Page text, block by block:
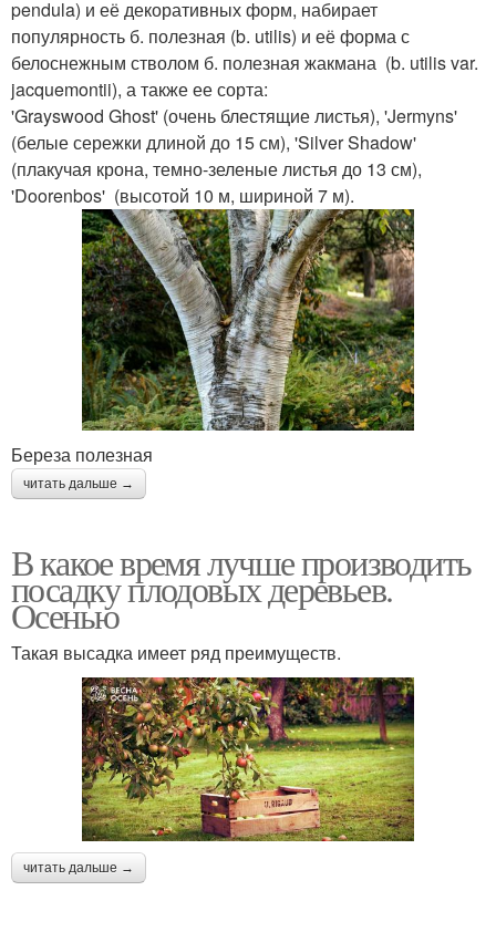
pendula) и её декоративных форм, набирает
популярность б. полезная (b. utilis) и её форма с
белоснежным стволом б. полезная жакмана (b. utilis var.
jacquemontii), а также ее сорта:
'Grayswood Ghost' (очень блестящие листья), 'Jermyns'
(белые сережки длиной до 15 см), 'Silver Shadow'
(плакучая крона, темно-зеленые листья до 13 см),
'Doorenbos' (высотой 10 м, шириной 7 м).
Береза полезная
читать дальше →
В какое время лучше производить
посадку плодовых деревьев.
Осенью
Такая высадка имеет ряд преимуществ.
читать дальше →